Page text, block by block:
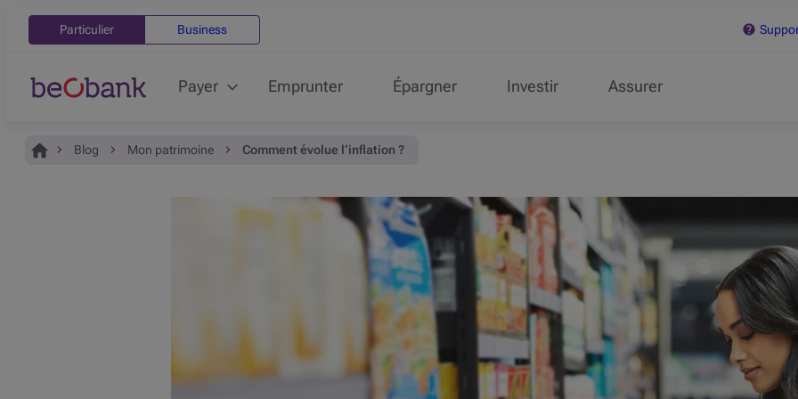
Particulier Business
Payer Emprunter Épargner Investir Assurer
Vous êtes ici:
Accueil Blog Mon patrimoine Comment évolue l‘inflation ?